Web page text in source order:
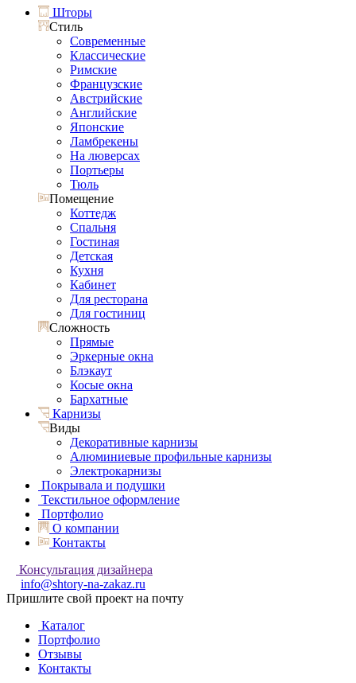
Шторы
Стиль
Современные
Классические
Римские
Французские
Австрийские
Английские
Японские
Ламбрекены
На люверсах
Портьеры
Тюль
Помещение
Коттедж
Спальня
Гостиная
Детская
Кухня
Кабинет
Для ресторана
Для гостиниц
Сложность
Прямые
Эркерные окна
Блэкаут
Косые окна
Бархатные
Карнизы
Виды
Декоративные карнизы
Алюминиевые профильные карнизы
Электрокарнизы
Покрывала и подушки
Текстильное оформление
Портфолио
О компании
Контакты
Консультация дизайнера
info@shtory-na-zakaz.ru
Пришлите свой проект на почту
Каталог
Портфолио
Отзывы
Контакты